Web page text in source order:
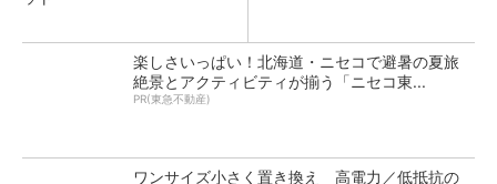
楽しさいっぱい！北海道・ニセコで避暑の夏旅
絶景とアクティビティが揃う「ニセコ東...
PR(東急不動産)
ワンサイズ小さく置き換え 高電力／低抵抗の